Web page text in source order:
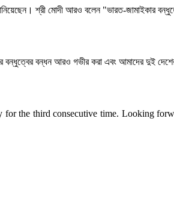
জানিয়েছেন। শ্রী মোদী আরও বলেন "ভারত-
বন্ধুত্বের বন্ধন আরও গভীর করা এবং আমাদের দুই
the third consecutive time. Looking